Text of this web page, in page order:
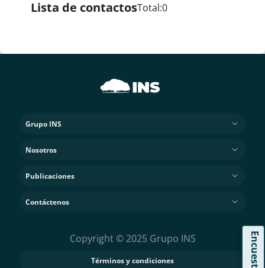
Encuesta
Lista de contactosTotal:0
Grupo INS
Nosotros
Publicaciones
Contáctenos
Copyright © 2025 Grupo INS
Términos y condiciones